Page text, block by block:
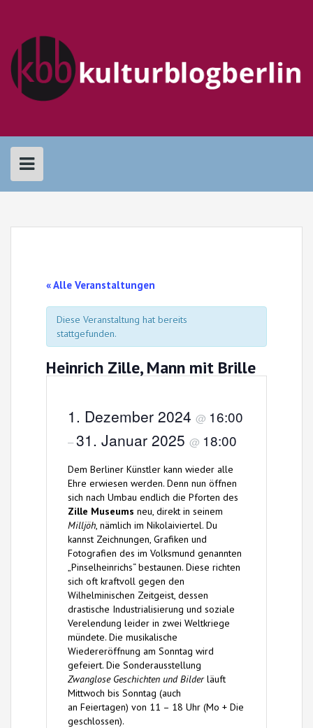
« Alle Veranstaltungen
Diese Veranstaltung hat bereits
stattgefunden.
Heinrich Zille, Mann mit Brille
1. Dezember 2024 @ 16:00
–31. Januar 2025 @ 18:00
Dem Berliner Künstler kann wieder alle
Ehre erwiesen werden. Denn nun öffnen
sich nach Umbau endlich die Pforten des
Zille Museums neu, direkt in seinem
Milljöh , nämlich im Nikolaiviertel. Du
kannst Zeichnungen, Grafiken und
Fotografien des im Volksmund genannten
„Pinselheinrichs“ bestaunen. Diese richten
sich oft kraftvoll gegen den
Wilhelminischen Zeitgeist, dessen
drastische Industrialisierung und soziale
Verelendung leider in zwei Weltkriege
mündete. Die musikalische
Wiedereröffnung am Sonntag wird
gefeiert. Die Sonderausstellung
Zwanglose Geschichten und Bilderläuft
Mittwoch bis Sonntag (auch
an Feiertagen) von 11 – 18 Uhr (Mo + Die
geschlossen).